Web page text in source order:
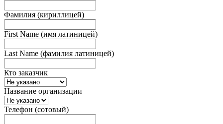
Фамилия (кириллицей)
First Name (имя латиницей)
Last Name (фамилия латиницей)
Кто заказчик
Название организации
Телефон (сотовый)